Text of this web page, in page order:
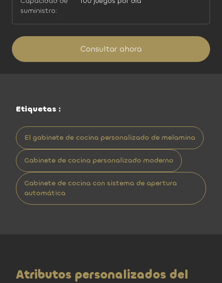
suministro:
Consultar ahora
Etiquetas :
El gabinete de cocina personalizado de melamina
Gabinete de cocina personalizado moderno
Gabinete de cocina con sistema de apertura
automática
Atributos personalizados del